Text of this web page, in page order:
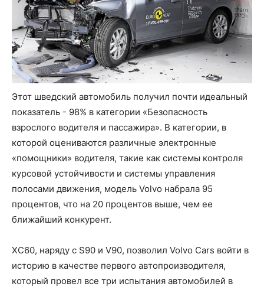
Этот шведский автомобиль получил почти идеальный
показатель - 98% в категории «Безопасность
взрослого водителя и пассажира». В категории, в
которой оцениваются различные электронные
«помощники» водителя, такие как системы контроля
курсовой устойчивости и системы управления
полосами движения, модель Volvo набрала 95
процентов, что на 20 процентов выше, чем ее
ближайший конкурент.
XC60, наряду с S90 и V90, позволил Volvo Cars войти в
историю в качестве первого автопроизводителя,
который провел все три испытания автомобилей в